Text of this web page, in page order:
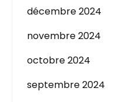
décembre 2024
novembre 2024
octobre 2024
septembre 2024